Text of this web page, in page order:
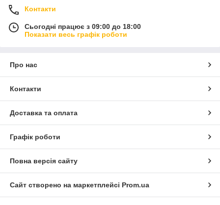
Контакти
Сьогодні працює з 09:00 до 18:00
Показати весь графік роботи
Про нас
Контакти
Доставка та оплата
Графік роботи
Повна версія сайту
Сайт створено на маркетплейсі Prom.ua